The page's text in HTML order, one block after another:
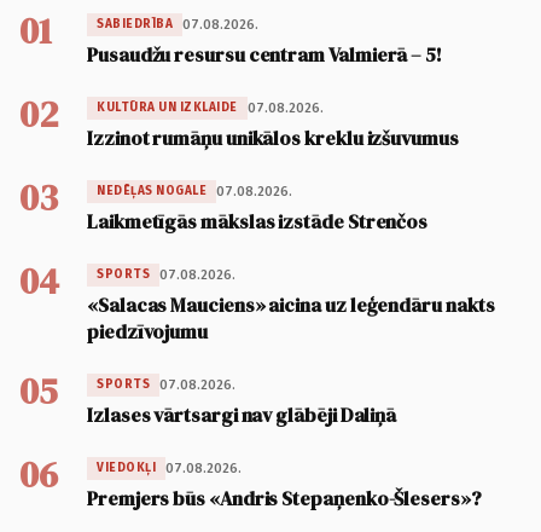
01 SABIEDRĪBA 07.08.2026.
Pusaudžu resursu centram Valmierā – 5!
02 KULTŪRA UN IZKLAIDE 07.08.2026.
Izzinot rumāņu unikālos kreklu izšuvumus
03 NEDĒĻAS NOGALE 07.08.2026.
Laikmetīgās mākslas izstāde Strenčos
04 SPORTS 07.08.2026.
«Salacas Mauciens» aicina uz leģendāru nakts
piedzīvojumu
05 SPORTS 07.08.2026.
Izlases vārtsargi nav glābēji Daliņā
06 VIEDOKĻI 07.08.2026.
Premjers būs «Andris Stepaņenko-Šlesers»?